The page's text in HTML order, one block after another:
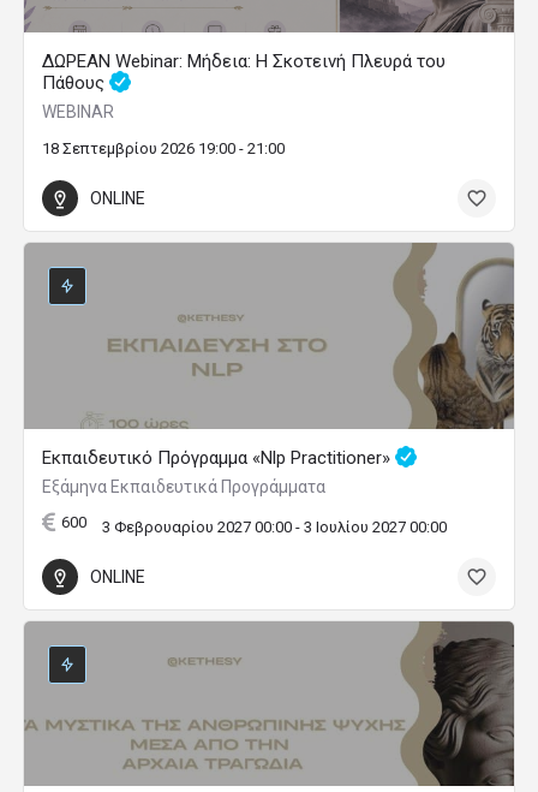
ΔΩΡΕΑΝ Webinar: Μήδεια: Η Σκοτεινή Πλευρά του
Πάθους
WEBINAR
18 Σεπτεμβρίου 2026 19:00 - 21:00
ONLINE
Εκπαιδευτικό Πρόγραμμα «Nlp Practitioner»
Εξάμηνα Εκπαιδευτικά Προγράμματα
600 3 Φεβρουαρίου 2027 00:00 - 3 Ιουλίου 2027 00:00
ONLINE